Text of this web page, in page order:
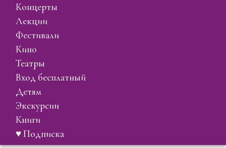
концерты
лекции
фестивали
кино
театры
вход бесплатный
детям
экскурсии
книги
♥ Подписка